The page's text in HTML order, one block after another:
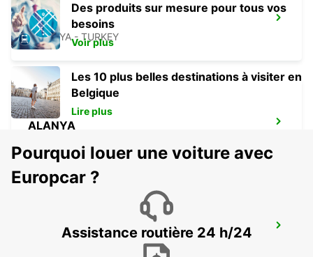
SIDE
ANTALYA - TURKEY
ALANYA
DENIZLI CARDAK AIRPORT
Des produits sur mesure pour tous vos
besoins
Voir plus
Les 10 plus belles destinations à visiter en
Belgique
Lire plus
Pourquoi louer une voiture avec
Europcar ?
Assistance routière 24 h/24